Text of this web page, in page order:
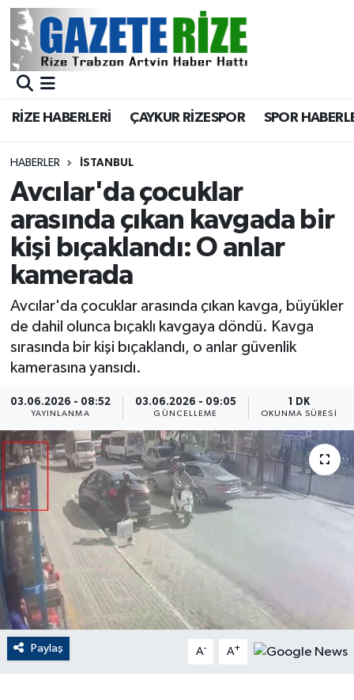
RİZE HABERLERİ ÇAYKUR RİZESPOR SPOR
HABERLER İSTANBUL
Avcılar'da çocuklar
arasında çıkan kavgada bir
kişi bıçaklandı: O anlar
kamerada
Avcılar'da çocuklar arasında çıkan kavga, büyükler
de dahil olunca bıçaklı kavgaya döndü. Kavga
sırasında bir kişi bıçaklandı, o anlar güvenlik
kamerasına yansıdı.
03.06.2026 - 08:52
YAYINLANMA
03.06.2026 - 09:05
GÜNCELLEME
1 DK
OKUNMA SÜRESI
Paylaş A- A+
BÖLGEMİZ
Asayiş
Rize Jandarma Komutanlığı
Bilim Teknoloji
Advertising news
Canlı Maç
Dış Haberler
Dünya
EĞİTİM
EKONOMİ
English News
Finans
Flaş Haber
Merkez Nöbetçi Eczaneler
Merkez Trafik Yoğunluk Haritası
Süper Lig Puan Durumu ve Fikstür
Tüm Manşetler
Son Dakika Haberleri
Haber Arşivi